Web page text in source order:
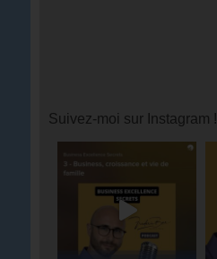
Suivez-moi sur Instagram !